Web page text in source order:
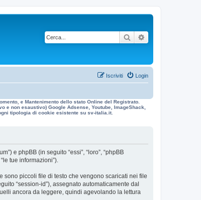
Cerca
Login
Iscriviti
e Mantenimento dello stato Online del Registrato.
non esaustivo) Google Adsense, Youtube, ImageShack,
tipologia di cookie esistente su sv-italia.it.
e phpBB (in seguito “essi”, “loro”, “phpBB
tue informazioni”).
sono piccoli file di testo che vengono scaricati nei file
“session-id”), assegnato automaticamente dal
ancora da leggere, quindi agevolando la lettura